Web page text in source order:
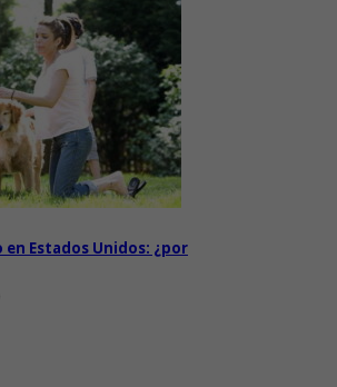
Estados Unidos: ¿por